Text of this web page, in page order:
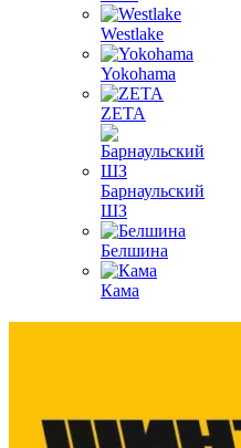
Westlake
Yokohama
ZETA
Барнаульский
ШЗ
Белшина
Кама